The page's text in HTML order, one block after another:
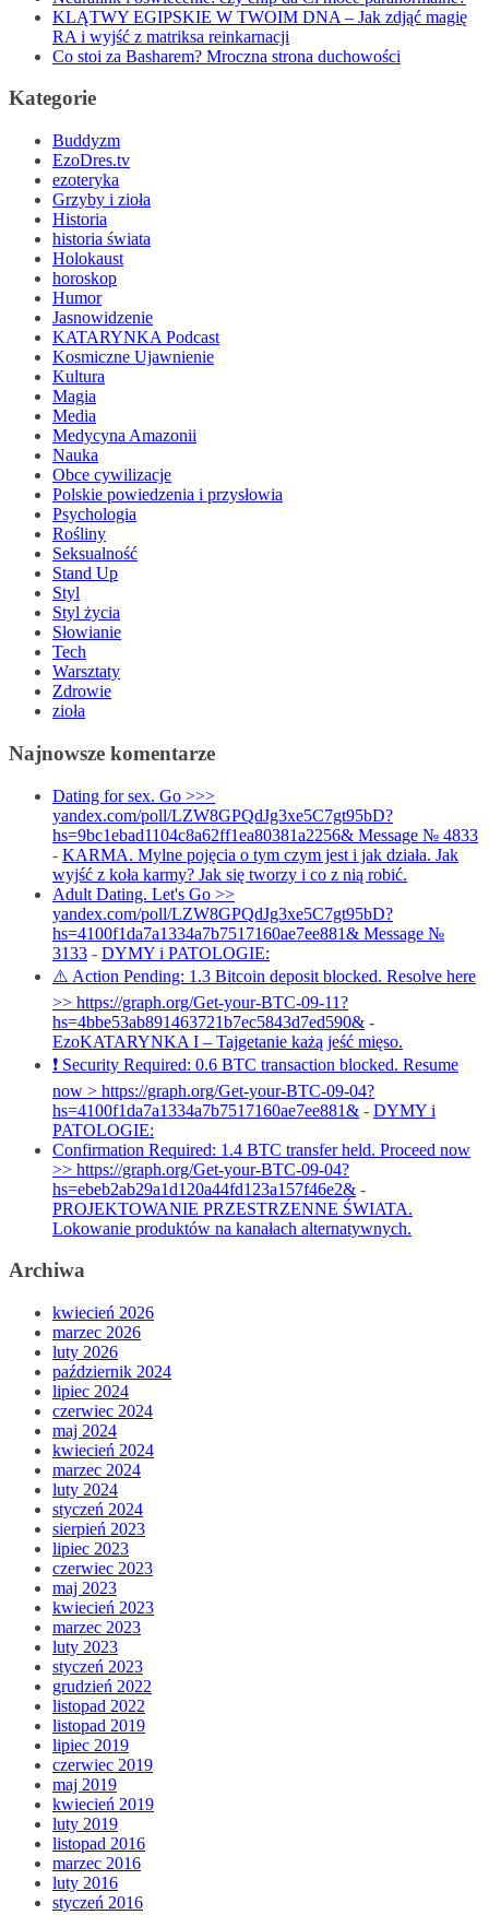
KLĄTWY EGIPSKIE W TWOIM DNA – Jak zdjąć magię
RA i wyjść z matriksa reinkarnacji
Co stoi za Basharem? Mroczna strona duchowości
Kategorie
Buddyzm
EzoDres.tv
ezoteryka
Grzyby i zioła
Historia
historia świata
Holokaust
horoskop
Humor
Jasnowidzenie
KATARYNKA Podcast
Kosmiczne Ujawnienie
Kultura
Magia
Media
Medycyna Amazonii
Nauka
Obce cywilizacje
Polskie powiedzenia i przysłowia
Psychologia
Rośliny
Seksualność
Stand Up
Styl
Styl życia
Słowianie
Tech
Warsztaty
Zdrowie
zioła
Najnowsze komentarze
Dating for sex. Go >>>
yandex.com/poll/LZW8GPQdJg3xe5C7gt95bD?
hs=9bc1ebad1104c8a62ff1ea80381a2256& Message № 4833
- KARMA. Mylne pojęcia o tym czym jest i jak działa. Jak
wyjść z koła karmy? Jak się tworzy i co z nią robić.
Adult Dating. Let's Go >>
yandex.com/poll/LZW8GPQdJg3xe5C7gt95bD?
hs=4100f1da7a1334a7b7517160ae7ee881& Message №
3133 - DYMY i PATOLOGIE:
⚠️ Action Pending: 1.3 Bitcoin deposit blocked. Resolve here
>> https://graph.org/Get-your-BTC-09-11?
hs=4bbe53ab891463721b7ec5843d7ed590& -
EzoKATARYNKA I – Tajgetanie każą jeść mięso.
❗ Security Required: 0.6 BTC transaction blocked. Resume
now > https://graph.org/Get-your-BTC-09-04?
hs=4100f1da7a1334a7b7517160ae7ee881& - DYMY i
PATOLOGIE:
Confirmation Required: 1.4 BTC transfer held. Proceed now
>> https://graph.org/Get-your-BTC-09-04?
hs=ebeb2ab29a1d120a44fd123a157f46e2& -
PROJEKTOWANIE PRZESTRZENNE ŚWIATA.
Lokowanie produktów na kanałach alternatywnych.
Archiwa
kwiecień 2026
marzec 2026
luty 2026
październik 2024
lipiec 2024
czerwiec 2024
maj 2024
kwiecień 2024
marzec 2024
luty 2024
styczeń 2024
sierpień 2023
lipiec 2023
czerwiec 2023
maj 2023
kwiecień 2023
marzec 2023
luty 2023
styczeń 2023
grudzień 2022
listopad 2022
listopad 2019
lipiec 2019
czerwiec 2019
maj 2019
kwiecień 2019
luty 2019
listopad 2016
marzec 2016
luty 2016
styczeń 2016